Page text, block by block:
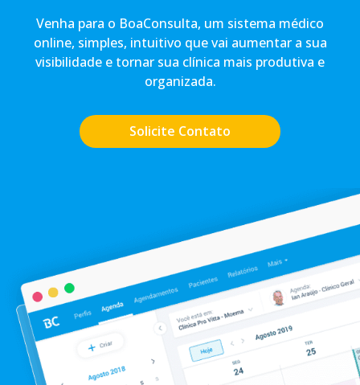
Venha para o BoaConsulta, um sistema médico
online, simples, intuitivo que vai aumentar a sua
visibilidade e tornar sua clínica mais produtiva e
organizada.
Solicite Contato